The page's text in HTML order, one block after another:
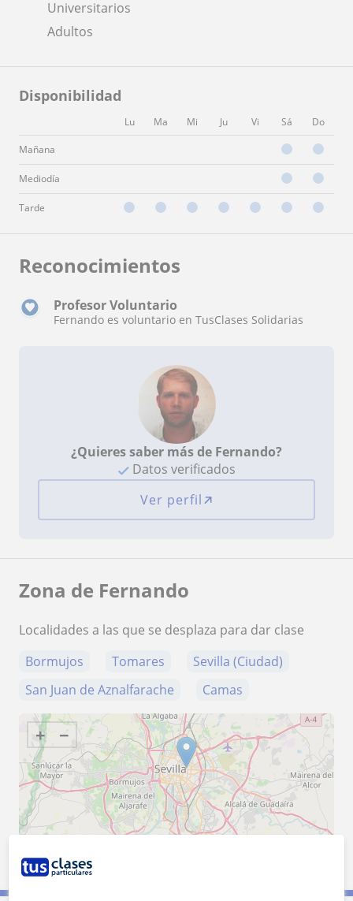
Universitarios
Adultos
Disponibilidad
Lu Ma Mi Ju Vi Sá Do
Mañana
Mediodía
Tarde
Reconocimientos
Profesor Voluntario
Fernando es voluntario en TusClases Solidarias
¿Quieres saber más de Fernando?
Datos verificados
Ver perfil
Zona de Fernando
Localidades a las que se desplaza para dar clase
Bormujos
Tomares
Sevilla (Ciudad)
San Juan de Aznalfarache
Camas
+ −
5 mi